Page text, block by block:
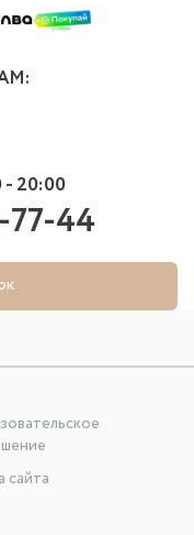
- 20:00
77-44
сайта